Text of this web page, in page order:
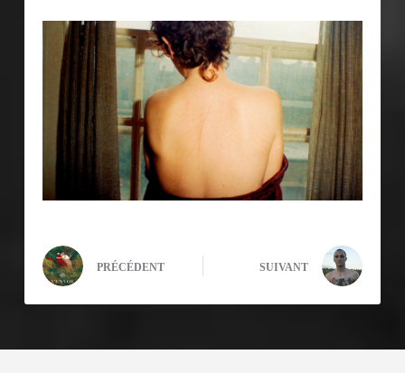
PRÉCÉDENT SUIVANT